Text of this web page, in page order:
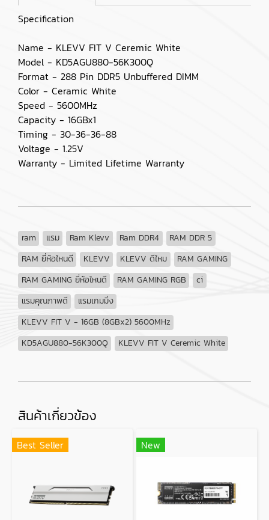
Specification
Name - KLEVV FIT V Ceremic White
Model - KD5AGU880-56K300Q
Format - 288 Pin DDR5 Unbuffered DIMM
Color - Ceramic White
Speed - 5600MHz
Capacity - 16GBx1
Timing - 30-36-36-88
Voltage - 1.25V
Warranty - Limited Lifetime Warranty
ram แรม Ram Klevv Ram DDR4
RAM DDR 5
RAM ยี่ห้อไหนดี
KLEVV KLEVV ดีไหม
RAM GAMING
RAM GAMING ยี่ห้อไหนดี
RAM GAMING RGB
ci
แรมคุณภาพดี
แรมเกมมิ่ง
KLEVV FIT V - 16GB (8GBx2) 5600MHz
KD5AGU880-56K300Q
KLEVV FIT V Ceremic White
สินค้าเกี่ยวข้อง
Best Seller New